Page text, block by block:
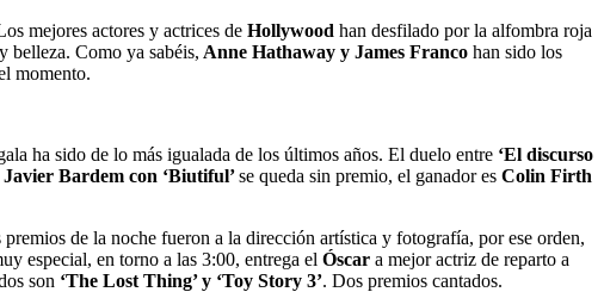
mejores actores y actrices de Hollywood han desfilado por la alfombra roja
belleza. Como ya sabéis, Anne Hathaway y James Franco han sido los
momento.
ha sido de lo más igualada de los últimos años. El duelo entre ‘El discurso
Javier Bardem con ‘Biutiful’se queda sin premio, el ganador es Colin Firth
de la noche fueron a la dirección artística y fotografía, por ese orden,
especial, en torno a las 3:00, entrega el Óscar a mejor actriz de reparto a
son ‘The Lost Thing’ y ‘Toy Story 3’. Dos premios cantados.